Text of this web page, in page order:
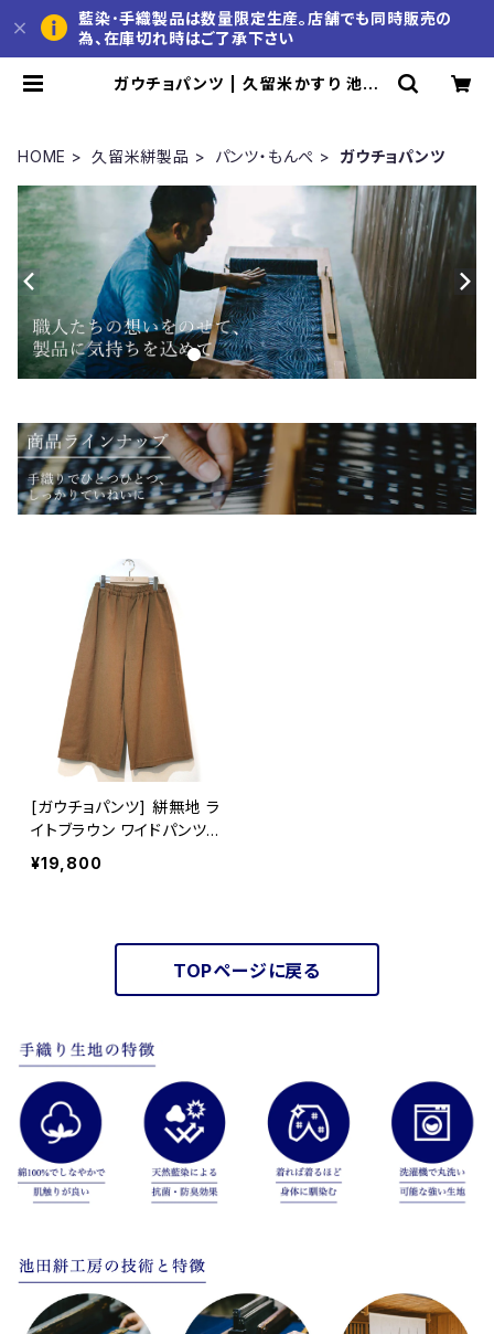
藍染･手織製品は数量限定生産。店舗でも同時販売の
為、在庫切れ時はご了承下さい
ガウチョパンツ | 久留米かすり 池田
HOME 久留米絣製品 パンツ・もんぺ ガウチョパンツ
[ガウチョパンツ] 絣無地 ラ
イトブラウン ワイドパンツ
久留米絣使用 池田絣工房
¥19,800
TOPページに戻る